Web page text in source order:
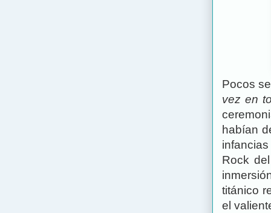
Pocos
vez en
habían
Rock
titánico
el